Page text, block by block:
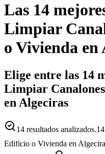
Las 14
Limpiar
o Vivienda en
Elige entre las 14
Limpiar
en Algeciras
14 resultados analizados.
Edificio o Vivienda en